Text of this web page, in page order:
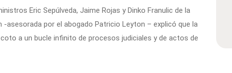
Eric Sepúlveda, Jaime Rojas y Dinko Franulic de la
por el abogado Patricio Leyton – explicó que la
a un bucle infinito de procesos judiciales y de actos de